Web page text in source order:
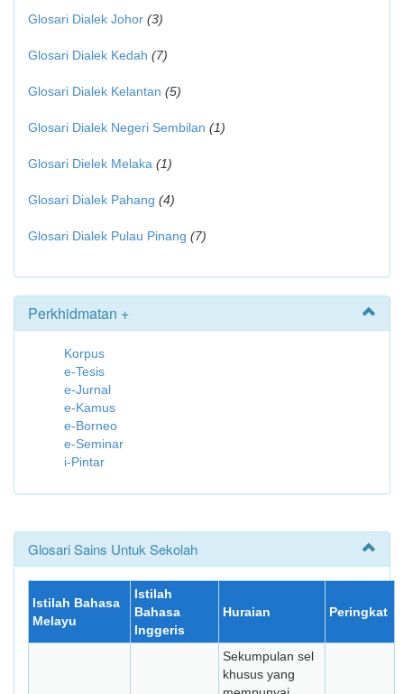
Glosari Dialek Johor (3)
Glosari Dialek Kedah (7)
Glosari Dialek Kelantan (5)
Glosari Dialek Negeri Sembilan (1)
Glosari Dielek Melaka (1)
Glosari Dialek Pahang (4)
Glosari Dialek Pulau Pinang (7)
Perkhidmatan +
Korpus
e-Tesis
e-Jurnal
e-Kamus
e-Borneo
e-Seminar
i-Pintar
Glosari Sains Untuk Sekolah
Istilah Bahasa
Melayu
Istilah
Bahasa
Inggeris
Huraian Peringkat
Sekumpulan sel
khusus yang